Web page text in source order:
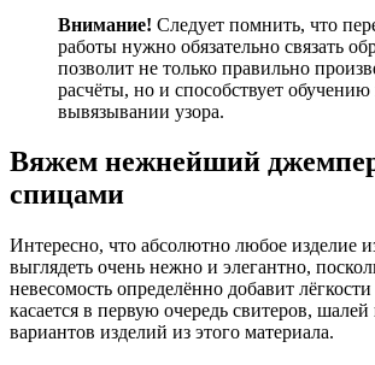
Внимание! Следует помнить, что
работы нужно обязательно связать
позволит не только правильно
расчёты, но и способствует обучению
вывязывании узора.
Вяжем нежнейший
спицами
Интересно, что абсолютно любое изделие
выглядеть очень нежно и элегантно,
невесомость определённо добавит
касается в первую очередь свитеров,
вариантов изделий из этого материала.